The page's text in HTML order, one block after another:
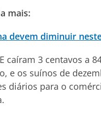
mais:
devem diminuir
caíram 3 centavos a
e os suínos de
diários para o